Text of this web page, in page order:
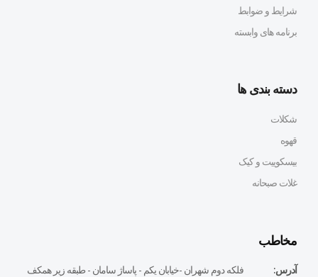
شرایط و ضوابط
برنامه های وابسته
دسته بندی ها
شکلات
قهوه
بیسکوییت و کیک
غلات صبحانه
مخاطب
آدرس: فلكه دوم شهران -خيابان يكم - پاساژ سامان - طبقه زير همكف